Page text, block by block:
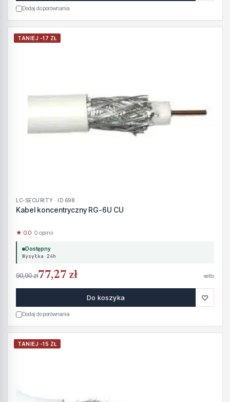
Dodaj do porównania
TANIEJ -17 ZŁ
LC-SECURITY · ID 698
Kabel koncentryczny RG-6U CU
★ 0.0· 0 opinii
Dostępny
Wysyłka 24h
90,90 zł77,27 zł netto
Do koszyka ♡
Dodaj do porównania
TANIEJ -15 ZŁ